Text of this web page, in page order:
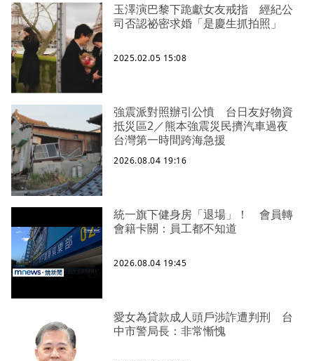
玉澤演巴黎下跪獻女友戒指 經紀公
司否認祕密求婚「是慶生抓拍照」
2025.02.05 15:08
強震派對照辦引公憤 台日友好物資
抵災區2／熊本強震災民擠汽車過夜
台灣第一時間跨海急援
2026.08.04 19:16
統一旗下健身房「退場」！ 會員轉
會籍卡關：員工都不知道
2026.08.04 19:45
愛女為貸款成人頭戶涉詐遭判刑 台
中市警局長：非常慚愧